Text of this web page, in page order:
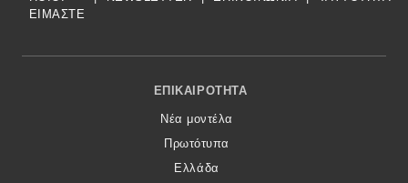
ΕΙΜΑΣΤΕ
Footer Menu
ΕΠΙΚΑΙΡΌΤΗΤΑ
Νέα μοντέλα
Πρωτότυπα
Ελλάδα